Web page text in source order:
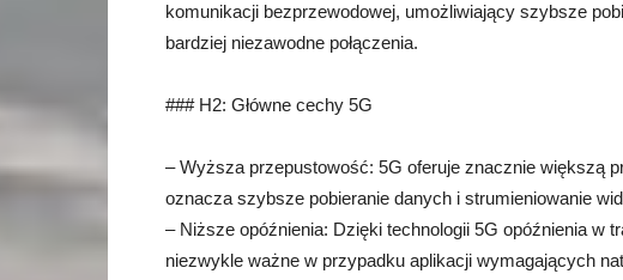
komunikacji bezprzewodowej, umożliwiający szybsze
bardziej niezawodne połączenia.
### H2: Główne cechy 5G
– Wyższa przepustowość: 5G oferuje znacznie większą
oznacza szybsze pobieranie danych i strumieniowanie
– Niższe opóźnienia: Dzięki technologii 5G opóźnienia w
niezwykle ważne w przypadku aplikacji wymagających